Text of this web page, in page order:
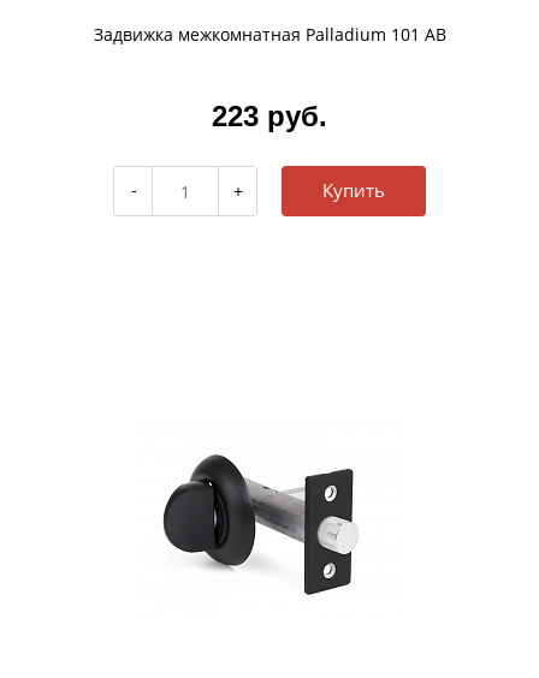
Задвижка межкомнатная Palladium 101 AB
223 руб.
Купить